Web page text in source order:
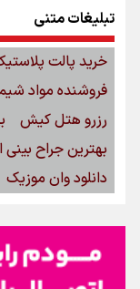
تبلیغات متنی
خرید پالت
فروشنده مواد
رزرو هتل کیش
بهترین جراح
دانلود وان موزیک